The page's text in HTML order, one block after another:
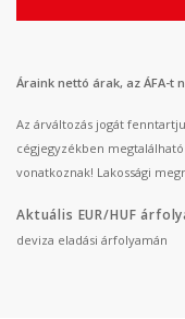
Áraink nettó árak, az ÁFA-t
Az árváltozás jogát
cégjegyzékben
vonatkoznak! Lakossági
Aktuális EUR/HUF
deviza eladási árfolyamán